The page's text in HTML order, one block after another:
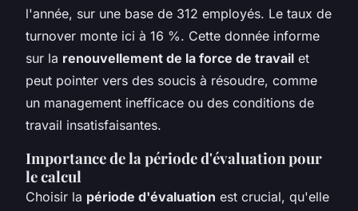
l'année, sur une base de 312 employés. Le taux de
turnover monte ici à 16 %. Cette donnée informe
sur la renouvellement de la force de travail et
peut pointer vers des soucis à résoudre, comme
un management inefficace ou des conditions de
travail insatisfaisantes.
Importance de la période d'évaluation pour
le calcul
Choisir la période d'évaluation est crucial, qu'elle